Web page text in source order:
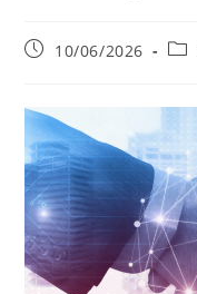
10/06/2026